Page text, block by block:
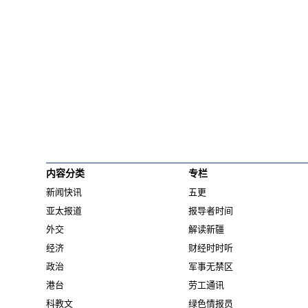
内容分类
新闻快讯
亚太报道
外交
经济
政治
港台
科教文
专栏
五更
报导者时间
解读新疆
财经时时听
军事无禁区
劳工通讯
绿色情报员